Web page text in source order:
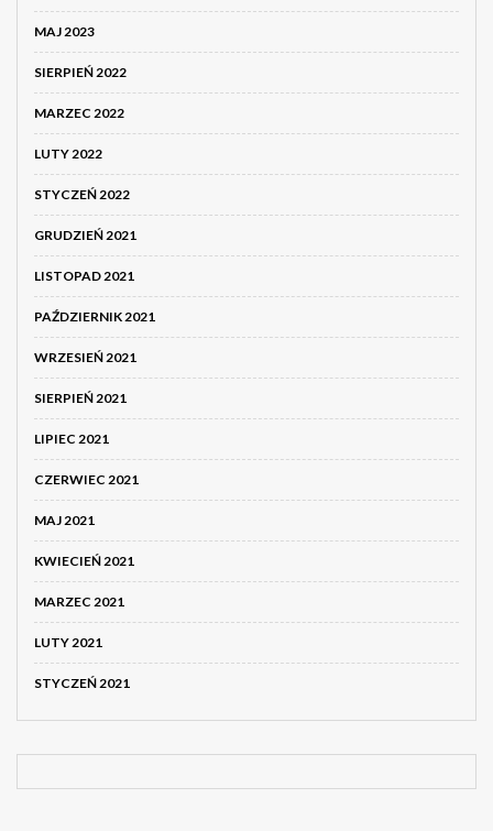
MAJ 2023
SIERPIEŃ 2022
MARZEC 2022
LUTY 2022
STYCZEŃ 2022
GRUDZIEŃ 2021
LISTOPAD 2021
PAŹDZIERNIK 2021
WRZESIEŃ 2021
SIERPIEŃ 2021
LIPIEC 2021
CZERWIEC 2021
MAJ 2021
KWIECIEŃ 2021
MARZEC 2021
LUTY 2021
STYCZEŃ 2021